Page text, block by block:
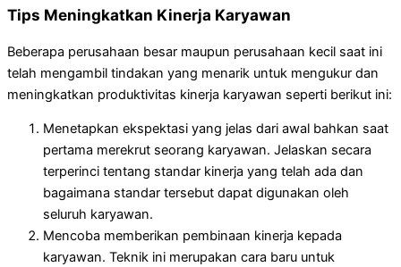
Tips Meningkatkan Kinerja Karyawan
Beberapa perusahaan besar maupun perusahaan kecil saat ini
telah mengambil tindakan yang menarik untuk mengukur dan
meningkatkan produktivitas kinerja karyawan seperti berikut ini:
Menetapkan ekspektasi yang jelas dari awal bahkan saat
pertama merekrut seorang karyawan. Jelaskan secara
terperinci tentang standar kinerja yang telah ada dan
bagaimana standar tersebut dapat digunakan oleh
seluruh karyawan.
Mencoba memberikan pembinaan kinerja kepada
karyawan. Teknik ini merupakan cara baru untuk